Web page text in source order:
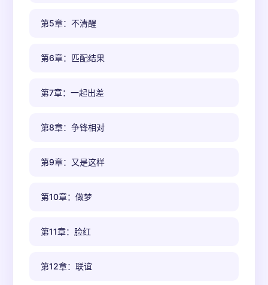
第5章：不清醒
第6章：匹配结果
第7章：一起出差
第8章：争锋相对
第9章：又是这样
第10章：做梦
第11章：脸红
第12章：联谊